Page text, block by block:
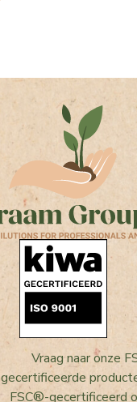
Vraag naar onze
gecertificeerde
FSC®-gecertificeerd